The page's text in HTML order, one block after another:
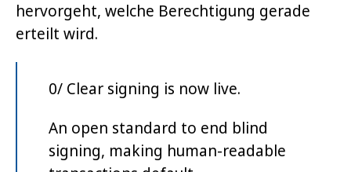
hervorgeht, welche Berechtigung gerade
erteilt wird.
0/ Clear signing is now live.
An open standard to end blind
signing, making human-readable